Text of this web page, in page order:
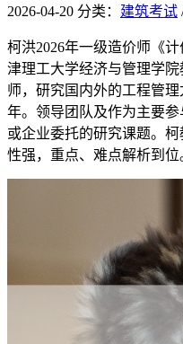
2026-04-20 分类： 建筑考试
柯洪2026年一级造价师《
津理工大学经济与管理学
师，研究国内外的工程管
年。领导团队及作为主要
或企业委托的研究课题。
性强，重点、难点解析到位